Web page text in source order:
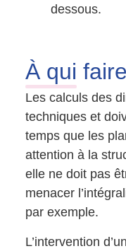
dessous.
À qui
Les calculs des
techniques et
temps que les
attention à la
elle ne doit pas
menacer
par exemple.
L’intervention